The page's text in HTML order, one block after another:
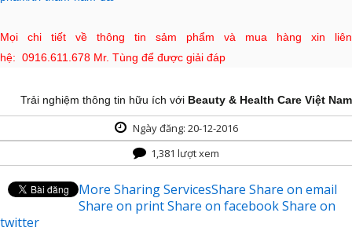
Mọi chi tiết về thông tin sảm phẩm và mua hàng xin liên
hệ: 0916.611.678 Mr. Tùng để được giải đáp
Trải nghiệm thông tin hữu ích với Beauty & Health Care Việt Nam
Ngày đăng: 20-12-2016
1,381 lượt xem
More Sharing ServicesShare Share on email
Share on printShare on facebookShare on
twitter